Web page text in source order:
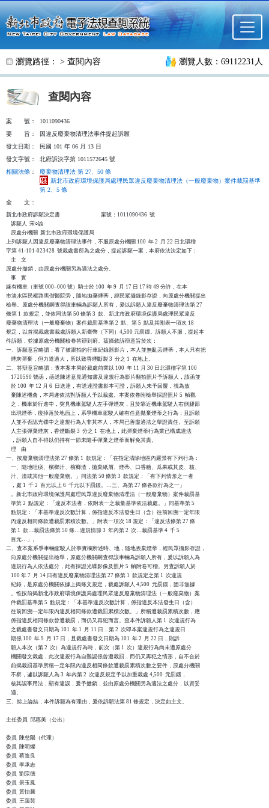
跳至主要內容
瀏覽路徑： > 查閱內容 瀏覽人數：69112231人
查閱內容
案 號：
1011090436
要
旨：
因違反廢棄物清理法事件提起訴願
發文日期：
民國 101 年 06 月 13 日
發文字號：
北府訴決字第 1011572645 號
相關法條 ：
廢棄物清理法 第 27、50 條
新北市政府環境保護局處理民眾違反廢棄物清理法（一般廢棄物）案件裁罰基準
第 2、5 條
全
文：
新北市政府訴願決定書                                  案號：1011090436  號
    訴願人  宋○諭
    原處分機關  新北市政府環境保護局
上列訴願人因違反廢棄物清理法事件，不服原處分機關 100  年 2  月 22 日北環稽
字第 41-101-023428  號裁處書所為之處分，提起訴願一案，本府依法決定如下：
    主    文
原處分撤銷，由原處分機關另為適法之處分。
    事    實
緣有機車（車號 000–000 號）騎士於 100  年 9  月 17 日 17 時 49 分許，在本
市淡水區民權路馬偕醫院旁，隨地拋棄煙蒂，經民眾攝錄影存證，向原處分機關提出
檢舉。原處分機關嗣查得該車輛為訴願人所有，爰以訴願人違反廢棄物清理法第 27
條第 1  款規定，並依同法第 50 條第 3  款、新北市政府環境保護局處理民眾違反
廢棄物清理法（一般廢棄物）案件裁罰基準第 2  點、第 5  點及其附表一項次 18
規定，以首揭裁處書裁處訴願人新臺幣（下同）4,500 元罰鍰。訴願人不服，提起本
件訴願，並據原處分機關檢卷答辯到府。茲摘敘訴辯意旨於次：
一、訴願意旨略謂：看了被跟拍的行車紀錄器影片，本人並無亂丟煙蒂，本人只有把
    煙灰彈棄，但力道過大，所以致香煙斷裂 3  分之 1  在地上。
二、答辯意旨略謂：查本案本局於裁處前業以 100  年 11 月 30 日北環稽字第 100
    1720590 號函，函送陳述意見通知書及違規行為影片翻拍照片予訴願人，該函並
    於 100  年 12 月 6  日送達，有送達證書影本可證，訴願人未予回覆，視為放
    棄陳述機會，本局遂依法對訴願人予以裁處。本案依卷附檢舉採證照片 5  幀觀
    之，機車於行進中，突見機車駕駛人左手彈煙灰，且於靠近機車駕駛人右側腿部
    出現煙蒂，復掉落於地面上，系爭機車駕駛人確有任意拋棄煙蒂之行為；且訴願
    人並不否認光碟中之違規行為人非其本人，本局已善盡適法之舉證責任。至訴願
    人主張彈棄煙灰，香煙斷裂 3  分之 1  在地上，此彈棄煙蒂行為業已構成違法
    ，訴願人自不得以仍持有一節未隨手彈棄之煙蒂而解免其責。
    理    由
一、按廢棄物清理法第 27 條第 1  款規定：「在指定清除地區內嚴禁有下列行為：
    一、隨地吐痰、檳榔汁、檳榔渣，拋棄紙屑、煙蒂、口香糖、瓜果或其皮、核、
    汁、渣或其他一般廢棄物。」同法第 50 條第 3  款規定：「有下列情形之一者
    ，處 1  千 2  百元以上 6  千元以下罰鍰。…三、為第 27 條各款行為之一」
    。新北市政府環境保護局處理民眾違反廢棄物清理法（一般廢棄物）案件裁罰基
    準第 2  點規定：「違反本法者，依附表一之裁量基準依法裁處。」同基準第 5
    點規定：「本基準違反次數計算，係指違反本法發生日（含）往前回溯一定年限
    內違反相同條款遭裁罰累積次數。」附表一項次 18 規定：「違反法條第 27 條
    第 1  款…裁罰法條第 50 條…違規情節 3  年內第 2  次…裁罰基準 4  千 5
    百元…」。
二、查本案系爭車輛駕駛人於事實欄所述時、地，隨地丟棄煙蒂，經民眾攝影存證，
    向原處分機關提出檢舉，原處分機關嗣查得該車輛為訴願人所有，爰以訴願人為
    違規行為人依法處分，此有採證光碟影像及照片 5  幀附卷可稽。另查訴願人於
    100 年 7  月 14 日有違反廢棄物清理法第 27 條第 1  款規定之第 1  次違規
    紀錄，是原處分機關依據上揭條文規定，裁處訴願人 4,500  元罰鍰，固非無據
    。惟按前揭新北市政府環境保護局處理民眾違反廢棄物清理法（一般廢棄物）案
    件裁罰基準第 5  點規定：「本基準違反次數計算，係指違反本法發生日（含）
    往前回溯一定年限內違反相同條款遭裁罰累積次數。」所稱遭裁罰累積次數，應
    係指違反相同條款曾遭裁罰，而仍又再犯而言。查本件訴願人第 1  次違規行為
    之裁處書發文日期為 101  年 1  月 11 日，第 2  次即本案違規行為之違規日
    期係 100  年 9  月 17 日，且裁處書發文日期為 101  年 2  月 22 日，則訴
    願人本次（第 2  次）為違規行為時，前次（第 1  次）違規行為尚未遭原處分
    機關發文裁處，此次違規行為自難認係曾遭裁罰，而仍又再犯之情形，自不合於
    前揭裁罰基準所稱一定年限內違反相同條款遭裁罰累積次數之要件，原處分機關
    不察，遽以訴願人為 3  年內第 2  次違反規定予以加重裁處 4,500  元罰鍰，
    核其認事用法，顯有違誤，爰予撤銷，並由原處分機關另為適法之處分，以資妥
    適。
三、綜上論結，本件訴願為有理由，爰依訴願法第 81 條規定，決定如主文。
主任委員  邱惠美（公出）
委員  陳慈陽（代理）
委員  陳明燦
委員  蔡進良
委員  李承志
委員  劉宗德
委員  景玉鳳
委員  黃怡騰
委員  王藹芸